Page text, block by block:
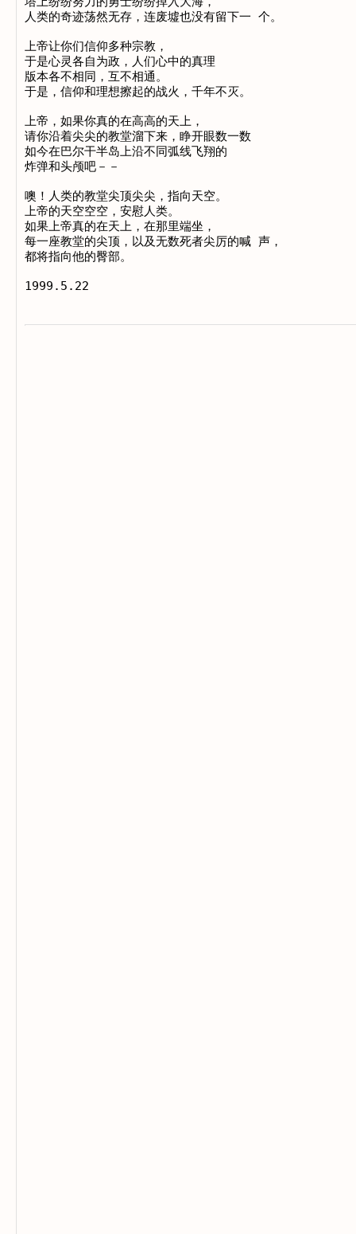
人类的奇迹荡然无存，连废墟也没有留下一 个。
上帝让你们信仰多种宗教，
于是心灵各自为政，人们心中的真理
版本各不相同，互不相通。
于是，信仰和理想擦起的战火，千年不灭。
上帝，如果你真的在高高的天上，
请你沿着尖尖的教堂溜下来，睁开眼数一数
如今在巴尔干半岛上沿不同弧线飞翔的
炸弹和头颅吧－－
噢！人类的教堂尖顶尖尖，指向天空。
上帝的天空空空，安慰人类。
如果上帝真的在天上，在那里端坐，
每一座教堂的尖顶，以及无数死者尖厉的喊 声，
都将指向他的臀部。